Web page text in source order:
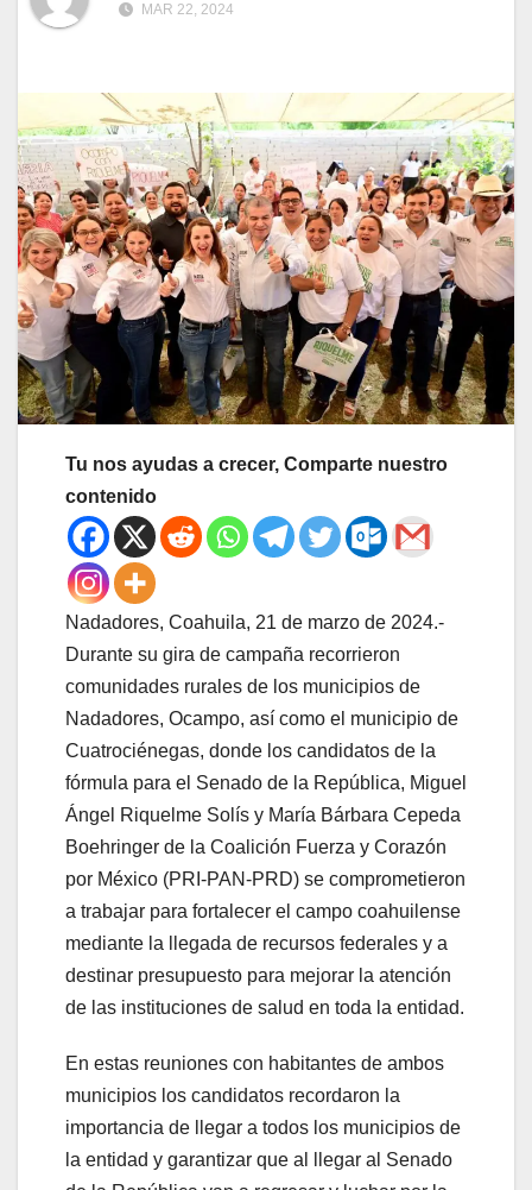
MAR 22, 2024
Tu nos ayudas a crecer, Comparte nuestro
contenido
Nadadores, Coahuila, 21 de marzo de 2024.-
Durante su gira de campaña recorrieron
comunidades rurales de los municipios de
Nadadores, Ocampo, así como el municipio de
Cuatrociénegas, donde los candidatos de la
fórmula para el Senado de la República, Miguel
Ángel Riquelme Solís y María Bárbara Cepeda
Boehringer de la Coalición Fuerza y Corazón
por México (PRI-PAN-PRD) se comprometieron
a trabajar para fortalecer el campo coahuilense
mediante la llegada de recursos federales y a
destinar presupuesto para mejorar la atención
de las instituciones de salud en toda la entidad.
En estas reuniones con habitantes de ambos
municipios los candidatos recordaron la
importancia de llegar a todos los municipios de
la entidad y garantizar que al llegar al Senado